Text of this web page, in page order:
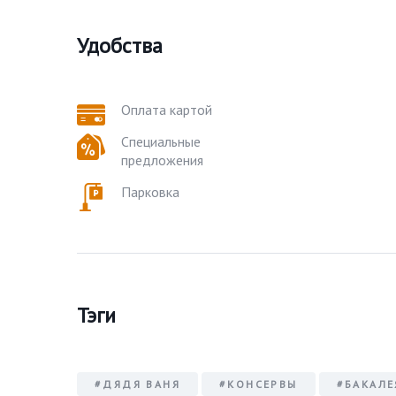
Удобства
Оплата картой
Специальные
предложения
Парковка
Тэги
#ДЯДЯ ВАНЯ #КОНСЕРВЫ